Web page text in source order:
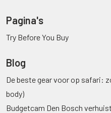
Pagina's
Try Before You Buy
Blog
De beste gear voor op safari:
body)
Budgetcam Den Bosch